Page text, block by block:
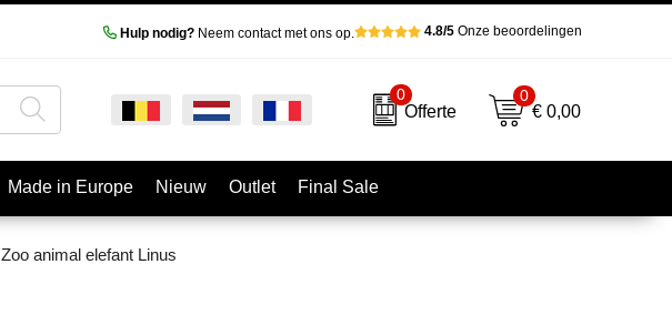
Hulp nodig?Neem contact met ons op. 4.8/5Onze beoordelingen
0
Offerte
0
€ 0,00
Made in Europe Nieuw Outlet Final Sale
Zoo animal elefant Linus